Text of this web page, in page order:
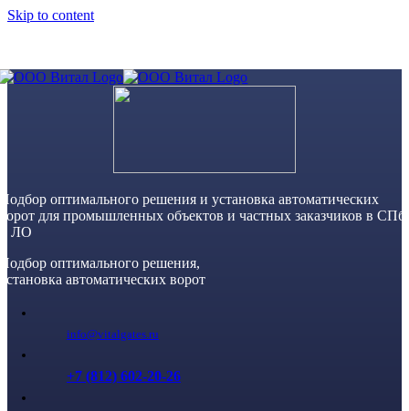
Skip to content
Подбор оптимального решения и установка автоматических
ворот для промышленных объектов и частных заказчиков в СПб
и ЛО
Подбор оптимального решения,
установка автоматических ворот
info@vitalgates.ru
+7 (812) 602-20-26